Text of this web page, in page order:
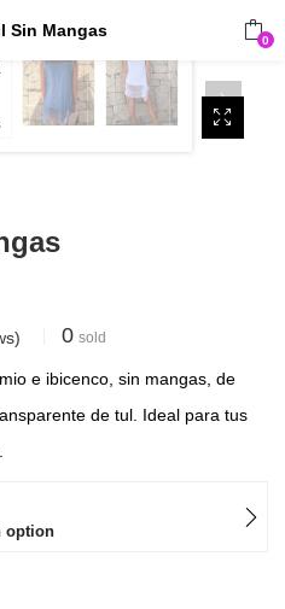
Sin Mangas
0
0 sold
e ibicenco, sin mangas, de
de tul. Ideal para tus
option